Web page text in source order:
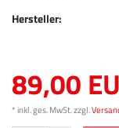
Hersteller:
89,00
* inkl. ges. MwSt. zzgl.